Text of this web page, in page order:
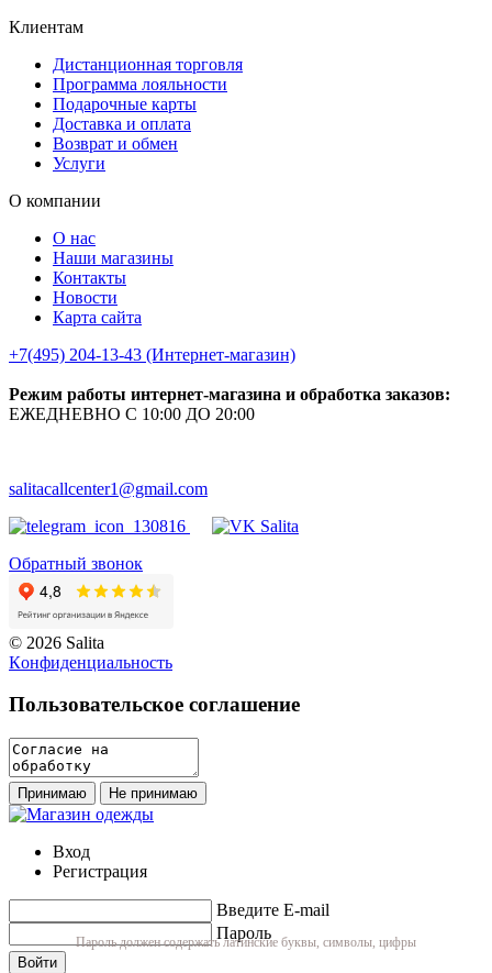
Клиентам
Дистанционная торговля
Программа лояльности
Подарочные карты
Доставка и оплата
Возврат и обмен
Услуги
О компании
О нас
Наши магазины
Контакты
Новости
Карта сайта
+7(495) 204-13-43 (Интернет-магазин)
Режим работы интернет-магазина и обработка заказов:
ЕЖЕДНЕВНО С 10:00 ДО 20:00
salitacallcenter1@gmail.com
Обратный звонок
© 2026 Salita
Кoнфидeнциaльнoсть
Пользовательское соглашение
Принимаю Не принимаю
Вход
Регистрация
Введите E-mail
Пароль
Пароль должен содержать латинские буквы, символы, цифры
Войти